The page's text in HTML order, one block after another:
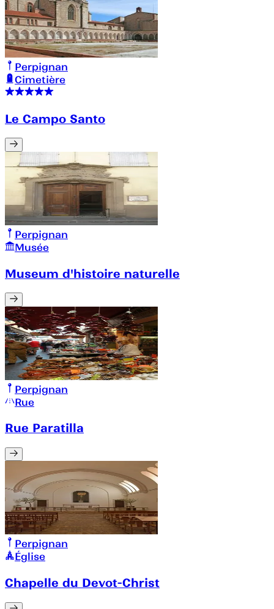
Perpignan
Cimetière
Le Campo Santo
Perpignan
Musée
Museum d'histoire naturelle
Perpignan
Rue
Rue Paratilla
Perpignan
Église
Chapelle du Devot-Christ